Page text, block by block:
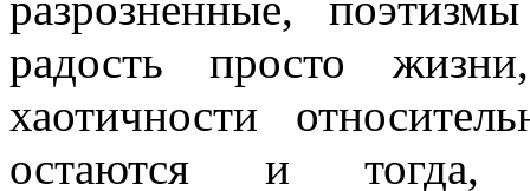
радость просто
хаотичности
остаются и тогда,